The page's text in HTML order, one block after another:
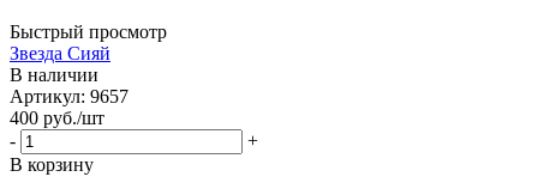
Быстрый просмотр
Звезда Сияй
В наличии
Артикул: 9657
400 руб./шт
-
+
В корзину